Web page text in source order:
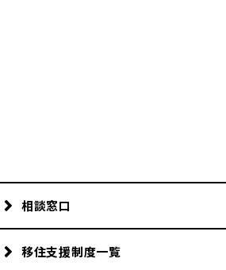
相談窓口
移住支援制度一覧